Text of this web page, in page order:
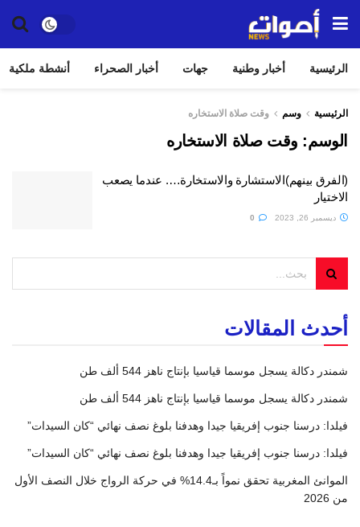
الرئيسية أخبار وطنية جهات أخبار الصحراء أنشطة ملكية
الرئيسية وسم وقت صلاة الاستخاره
الوسم: وقت صلاة الاستخاره
(الفرق بينهم)الاستشارة والاستخارة…. عندما يصعب
الاختيار
ديسمبر 26, 2023
أحدث المقالات
شمندر دكالة يسجل موسما قياسيا بإنتاج ناهز 544 ألف طن
شمندر دكالة يسجل موسما قياسيا بإنتاج ناهز 544 ألف طن
فيلدا: درسنا جنوب إفريقيا جيدا وهدفنا بلوغ نصف نهائي “كان السيدات”
فيلدا: درسنا جنوب إفريقيا جيدا وهدفنا بلوغ نصف نهائي “كان السيدات”
الموانئ المغربية تحقق نمواً بـ14.4% في حركة الرواج خلال النصف الأول
من 2026